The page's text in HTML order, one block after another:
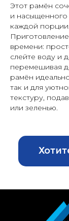
Этот рамён
и насыщенного
каждой порции.
времени:
слейте воду и
перемешивая
рамён
так и для
текстуру,
или зеленью.